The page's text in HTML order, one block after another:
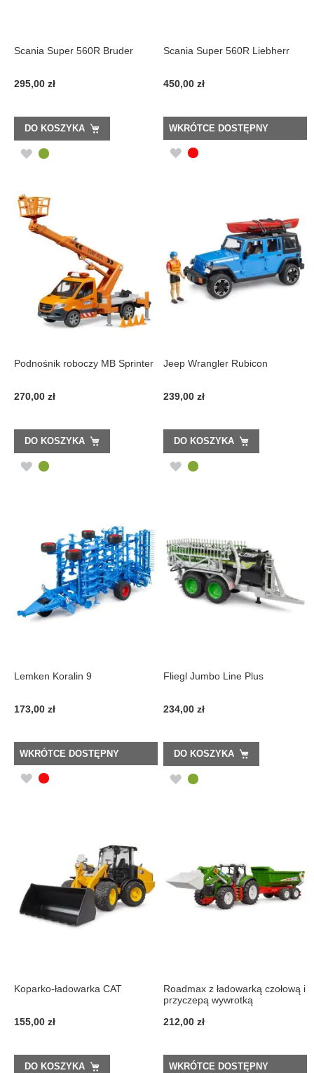
Scania Super 560R Bruder
295,00 zł
DO KOSZYKA
DODAJ
LISTY
ŻYCZEŃ
Scania Super 560R Liebherr
450,00 zł
WKRÓTCE DOSTĘPNY
DODAJ
Podnośnik roboczy MB Sprinter
270,00 zł
DO KOSZYKA
DODAJ
ŻYCZEŃ
Jeep Wrangler Rubicon
239,00 zł
DO KOSZYKA
DODAJ
ŻYCZEŃ
Lemken Koralin 9
173,00 zł
WKRÓTCE DOSTĘPNY
DODAJ
Fliegl Jumbo Line Plus
234,00 zł
DO KOSZYKA
DODAJ
Koparko-ładowarka CAT
155,00 zł
DO KOSZYKA
Roadmax z ładowarką czołową i
przyczepą wywrotką
212,00 zł
WKRÓTCE DOSTĘPNY